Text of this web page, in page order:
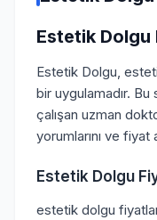
Estetik Dolgu
Estetik Dolgu,
bir uygulamadır.
çalışan uzman
yorumlarını ve fiyat
Estetik Dolgu
estetik dolgu